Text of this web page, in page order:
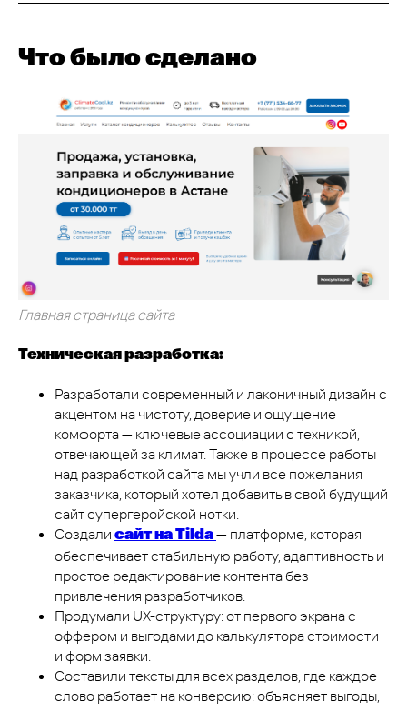
Что было сделано
Главная страница сайта
Техническая разработка:
Разработали современный и лаконичный дизайн с
акцентом на чистоту, доверие и ощущение
комфорта — ключевые ассоциации с техникой,
отвечающей за климат. Также в процессе работы
над разработкой сайта мы учли все пожелания
заказчика, который хотел добавить в свой будущий
сайт супергеройской нотки.
Создали сайт на Tilda— платформе, которая
обеспечивает стабильную работу, адаптивность и
простое редактирование контента без
привлечения разработчиков.
Продумали UX-структуру: от первого экрана с
оффером и выгодами до калькулятора стоимости
и форм заявки.
Составили тексты для всех разделов, где каждое
слово работает на конверсию: объясняет выгоды,